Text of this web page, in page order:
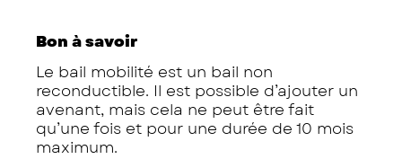
Bon à savoir
Le bail mobilité est un bail non
reconductible. Il est possible d’ajouter un
avenant, mais cela ne peut être fait
qu’une fois et pour une durée de 10 mois
maximum.